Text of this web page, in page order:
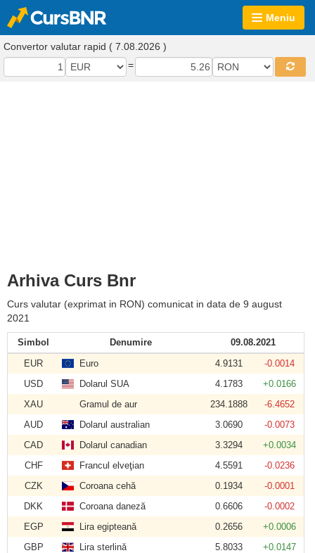
Meniu
Convertor valutar rapid ( 7.08.2026 )
=
Arhiva Curs Bnr
Curs valutar (exprimat in RON) comunicat in data de 9 august
2021
Simbol Denumire
09.08.2021
EUR
Euro 4.9131
-0.0014
USD
Dolarul SUA 4.1783
+0.0166
XAU
Gramul de aur 234.1888
-6.4652
AUD
Dolarul australian 3.0690
-0.0073
CAD
Dolarul canadian 3.3294
+0.0034
CHF
Francul elveţian 4.5591
-0.0236
CZK
Coroana cehă 0.1934
-0.0001
DKK
Coroana daneză 0.6606
-0.0002
EGP
Lira egipteană 0.2656
+0.0006
GBP
Lira sterlină 5.8033
+0.0147